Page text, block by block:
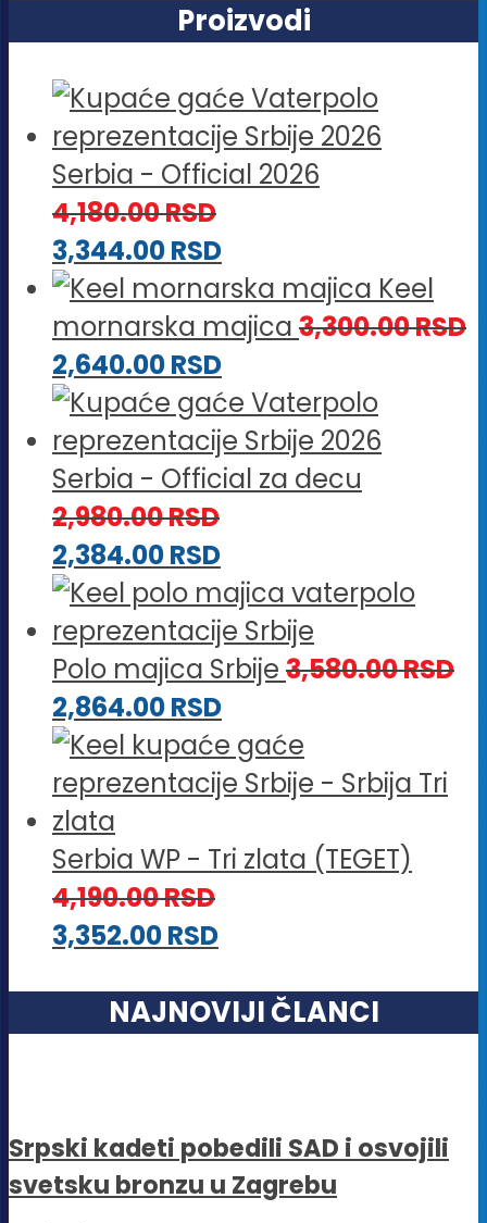
Proizvodi
Serbia - Official 2026
4,180.00RSD
3,344.00RSD
Keel
mornarska majica 3,300.00RSD
2,640.00RSD
Serbia - Official za decu
2,980.00RSD
2,384.00RSD
Polo majica Srbije 3,580.00RSD
2,864.00RSD
Serbia WP - Tri zlata (TEGET)
4,190.00RSD
3,352.00RSD
NAJNOVIJI ČLANCI
Srpski kadeti pobedili SAD i osvojili
svetsku bronzu u Zagrebu